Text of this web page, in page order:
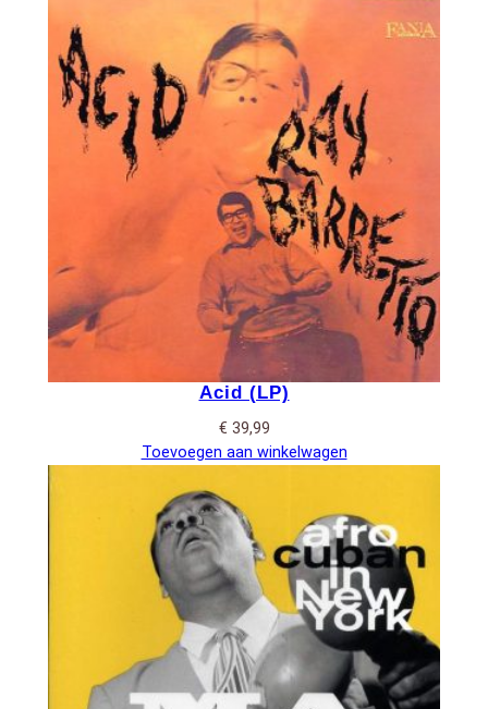
Acid (LP)
€ 39,99
Toevoegen aan winkelwagen